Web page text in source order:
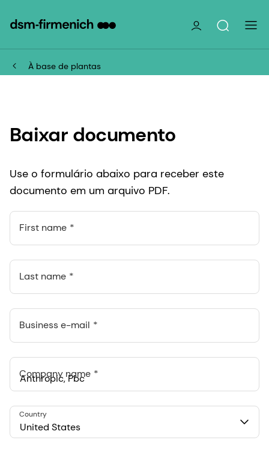
À base de plantas
Baixar documento
Use o formulário abaixo para receber este
documento em um arquivo PDF.
First name
Last name
Business e-mail
Company name
548 Market St Pmb 90375, San Francisco, California, US
United States
Country